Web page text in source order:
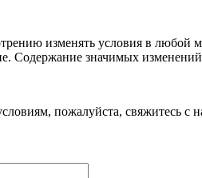
изменять условия в
Содержание значимых
пожалуйста, свяжитесь с